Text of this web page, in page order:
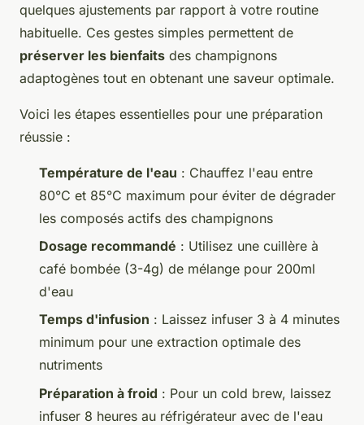
quelques ajustements par rapport à votre routine
habituelle. Ces gestes simples permettent de
préserver les bienfaits des champignons
adaptogènes tout en obtenant une saveur optimale.
Voici les étapes essentielles pour une préparation
réussie :
Température de l'eau : Chauffez l'eau entre
80°C et 85°C maximum pour éviter de dégrader
les composés actifs des champignons
Dosage recommandé : Utilisez une cuillère à
café bombée (3-4g) de mélange pour 200ml
d'eau
Temps d'infusion : Laissez infuser 3 à 4 minutes
minimum pour une extraction optimale des
nutriments
Préparation à froid : Pour un cold brew, laissez
infuser 8 heures au réfrigérateur avec de l'eau